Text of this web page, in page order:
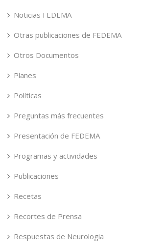
Noticias FEDEMA
Otras publicaciones de FEDEMA
Otros Documentos
Planes
Políticas
Preguntas más frecuentes
Presentación de FEDEMA
Programas y actividades
Publicaciones
Recetas
Recortes de Prensa
Respuestas de Neurologia